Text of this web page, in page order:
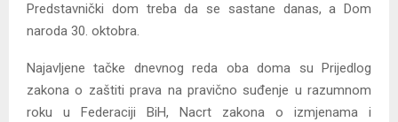
Predstavnički dom treba da se sastane danas, a Dom
naroda 30. oktobra.
Najavljene tačke dnevnog reda oba doma su Prijedlog
zakona o zaštiti prava na pravično suđenje u razumnom
roku u Federaciji BiH, Nacrt zakona o izmjenama i